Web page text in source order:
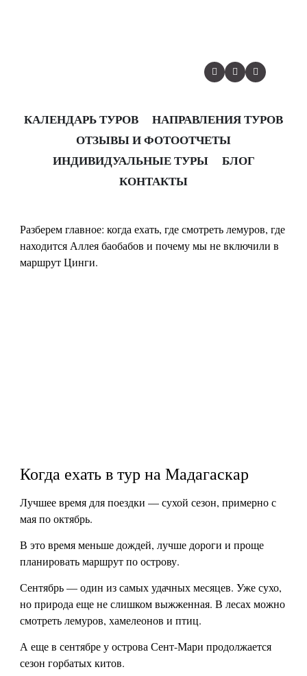
КАЛЕНДАРЬ ТУРОВ
НАПРАВЛЕНИЯ ТУРОВ
ОТЗЫВЫ И ФОТООТЧЕТЫ
ИНДИВИДУАЛЬНЫЕ ТУРЫ
БЛОГ
КОНТАКТЫ
мы не едем в Цинги
Здесь не работает принцип “добавим еще одно
известное место, раз уж приехали”.
В коротком путешествии важно выбрать точки, которые
хорошо сочетаются между собой по сезону, расстояниям
Разберем главное: когда ехать, где смотреть лемуров, где
находится Аллея баобабов и почему мы не включили в
маршрут Цинги.
Когда ехать в тур на Мадагаскар
Лучшее время для поездки — сухой сезон, примерно с
мая по октябрь.
В это время меньше дождей, лучше дороги и проще
планировать маршрут по острову.
Сентябрь — один из самых удачных месяцев. Уже сухо,
но природа еще не слишком выжженная. В лесах можно
смотреть лемуров, хамелеонов и птиц.
А еще в сентябре у острова Сент-Мари продолжается
сезон горбатых китов.